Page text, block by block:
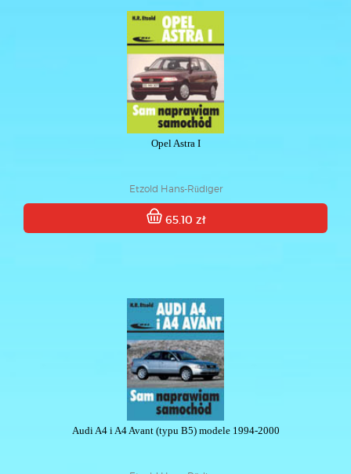
Opel Astra I
Etzold Hans-Rüdiger
65.10 zł
Audi A4 i A4 Avant (typu B5) modele 1994-2000